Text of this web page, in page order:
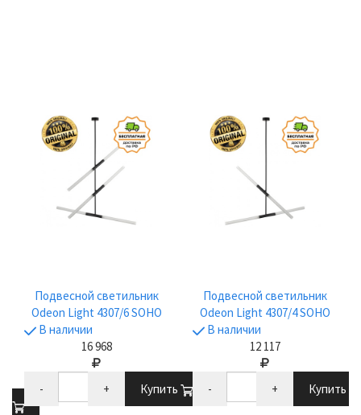
Подвесной светильник
Odeon Light 4307/6 SOHO
В наличии
16 968
- + Купить
Подвесной светильник
Odeon Light 4307/4 SOHO
В наличии
12 117
- + Купить